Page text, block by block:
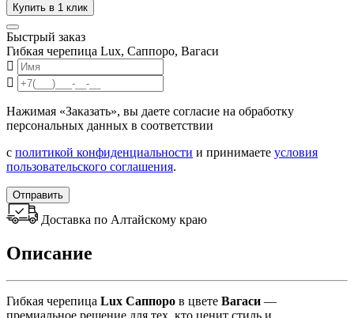
Купить в 1 клик
Быстрый заказ
Гибкая черепица Lux, Саппоро, Вагаси
Нажимая «Заказать», вы даете согласие на обработку
персональных данных в соответствии
с политикой конфиденциальности и принимаете условия
пользовательского соглашения.
Отправить
Доставка по Алтайскому краю
Описание
Гибкая черепица Lux Саппоро в цвете Вагаси —
премиальное решение для тех, кто ценит стиль и